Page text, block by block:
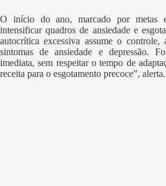
O início do ano, marcado por metas
intensificar quadros de ansiedade e
autocrítica excessiva assume o controle,
sintomas de ansiedade e depressão.
imediata, sem respeitar o tempo de
receita para o esgotamento precoce”, alerta.